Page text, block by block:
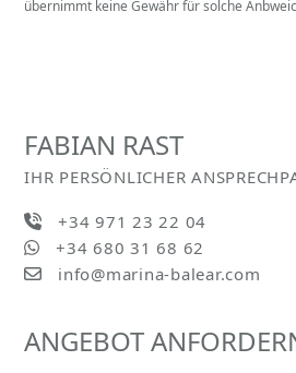
übernimmt keine Gewähr für solche
FABIAN RAST
IHR PERSÖNLICHER
+34 971 23 22 04
+34 680 31 68 62
info@marina-balear.com
ANGEBOT